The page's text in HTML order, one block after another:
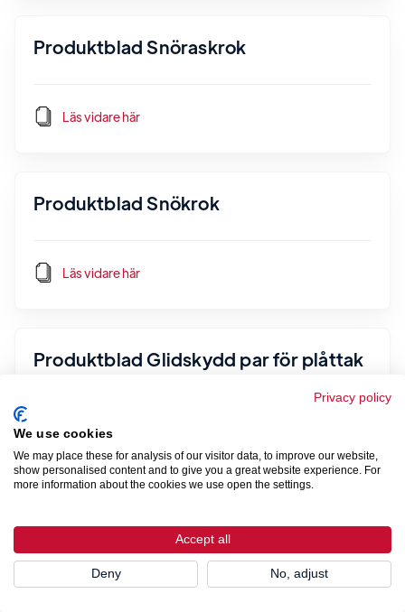
Produktblad Snöraskrok
Läs vidare här
Produktblad Snökrok
Läs vidare här
Produktblad Glidskydd par för plåttak
Läs vidare här
Privacy policy
We use cookies
We may place these for analysis of our visitor data, to improve our website,
show personalised content and to give you a great website experience. For
more information about the cookies we use open the settings.
Accept all
Deny No, adjust